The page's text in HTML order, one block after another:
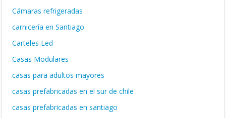
Cámaras refrigeradas
carnicería en Santiago
Carteles Led
Casas Modulares
casas para adultos mayores
casas prefabricadas en el sur de chile
casas prefabricadas en santiago